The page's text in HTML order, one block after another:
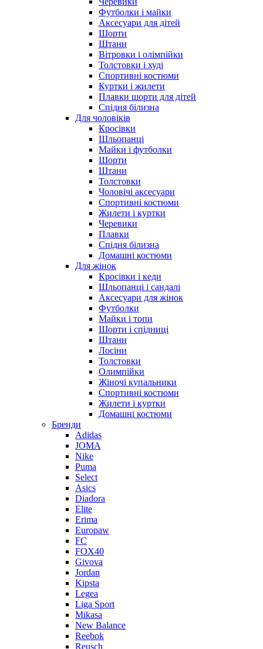
Футболки і майки
Аксесуари для дітей
Шорти
Штани
Вітровки і олімпійки
Толстовки і худі
Спортивні костюми
Куртки і жилети
Плавки шорти для дітей
Спідня білизна
Для чоловіків
Кросівки
Шльопанці
Майки і футболки
Шорти
Штани
Толстовки
Чоловічі аксесуари
Спортивні костюми
Жилети і куртки
Черевики
Плавки
Спідня білизна
Домашні костюми
Для жінок
Кросівки і кеди
Шльопанці і сандалі
Аксесуари для жінок
Футболки
Майки і топи
Шорти і спідниці
Штани
Лосіни
Толстовки
Олимпійки
Жіночі купальники
Спортивні костюми
Жилети і куртки
Домашні костюми
Бренди
Adidas
JOMA
Nike
Puma
Select
Asics
Diadora
Elite
Erima
Europaw
FC
FOX40
Givova
Jordan
Kipsta
Legea
Liga Sport
Mikasa
New Balance
Reebok
Reusch